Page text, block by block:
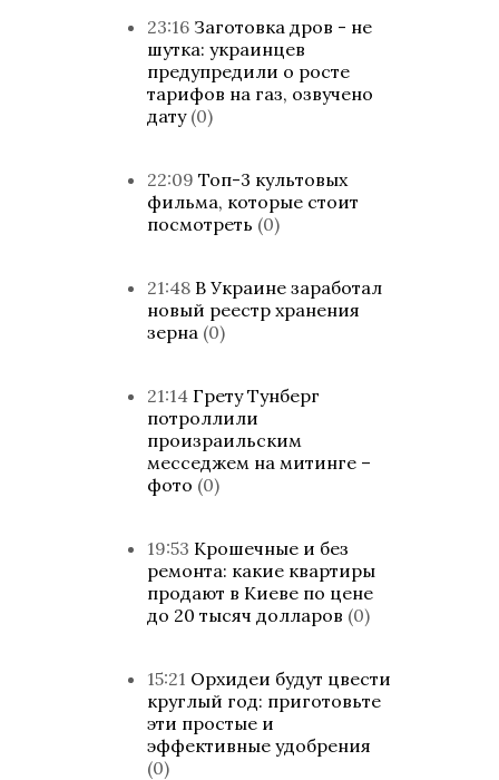
23:16 Заготовка дров - не
шутка: украинцев
предупредили о росте
тарифов на газ, озвучено
дату (0)
22:09 Топ-3 культовых
фильма, которые стоит
посмотреть (0)
21:48 В Украине заработал
новый реестр хранения
зерна (0)
21:14 Грету Тунберг
потроллили
произраильским
месседжем на митинге –
фото (0)
19:53 Крошечные и без
ремонта: какие квартиры
продают в Киеве по цене
до 20 тысяч долларов (0)
15:21 Орхидеи будут цвести
круглый год: приготовьте
эти простые и
эффективные удобрения
(0)